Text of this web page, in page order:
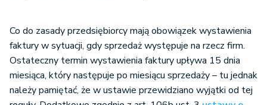
Co do zasady przedsiębiorcy mają obowiązek wystawienia
faktury w sytuacji, gdy sprzedaż występuje na rzecz firm.
Ostateczny termin wystawienia faktury upływa 15 dnia
miesiąca, który następuje po miesiącu sprzedaży – tu jednak
należy pamiętać, że w ustawie przewidziano wyjątki od tej